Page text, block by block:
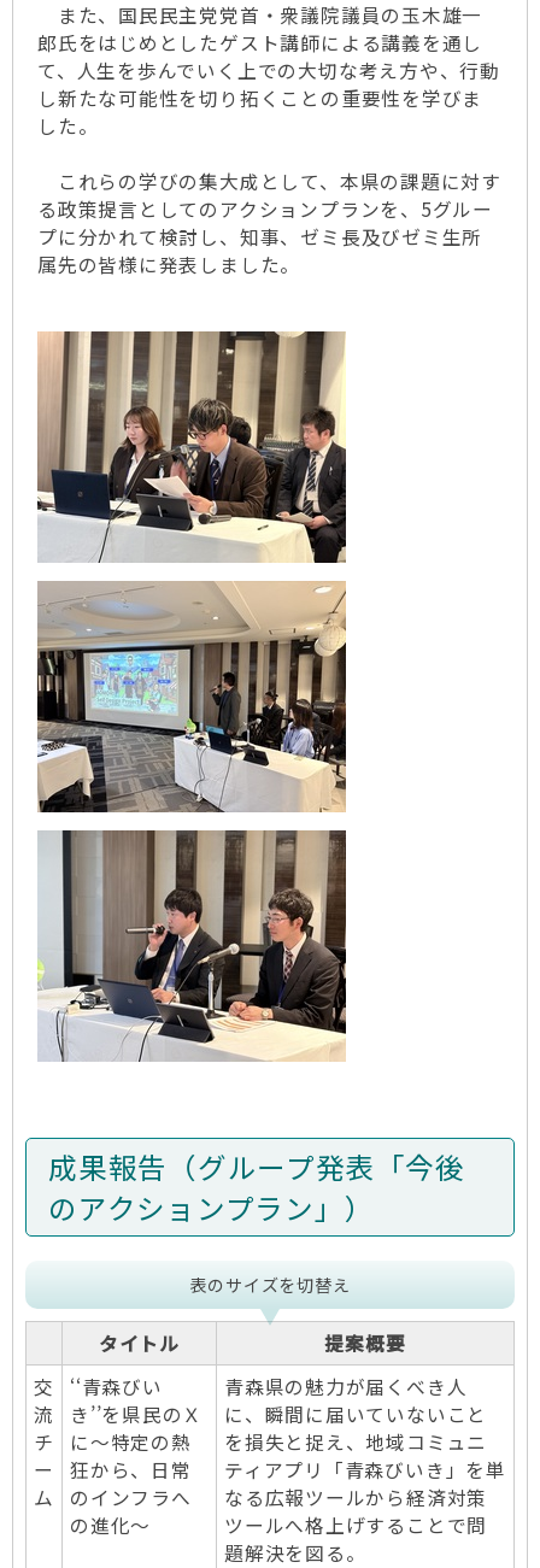
また、国民民主党党首・衆議院議員の玉木雄一
郎氏をはじめとしたゲスト講師による講義を通し
て、人生を歩んでいく上での大切な考え方や、行動
し新たな可能性を切り拓くことの重要性を学びま
した。
これらの学びの集大成として、本県の課題に対す
る政策提言としてのアクションプランを、5グルー
プに分かれて検討し、知事、ゼミ長及びゼミ生所
属先の皆様に発表しました。
成果報告（グループ発表「今後
のアクションプラン」）
表のサイズを切替え
タイトル
提案概要
交
流
チ
ー
ム
‘‘青森びい
き’’を県民のＸ
に～特定の熱
狂から、日常
のインフラへ
の進化～
青森県の魅力が届くべき人
に、瞬間に届いていないこと
を損失と捉え、地域コミュニ
ティアプリ「青森びいき」を単
なる広報ツールから経済対策
ツールへ格上げすることで問
題解決を図る。